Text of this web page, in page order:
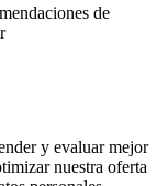
de
y evaluar mejor
nuestra oferta